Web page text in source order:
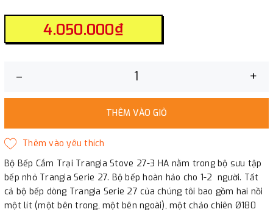
4.050.000₫
– +
THÊM VÀO GIỎ
Bộ Bếp Cắm Trại Trangia Stove 27-3 HA nằm trong bộ sưu tập
bếp nhỏ Trangia Serie 27. Bộ bếp hoàn hảo cho 1-2 người. Tất
cả bộ bếp dòng Trangia Serie 27 của chúng tôi bao gồm hai nồi
một lít (một bên trong, một bên ngoài), một chảo chiên Ø180